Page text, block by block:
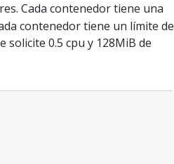
Cada contenedor tiene una
contenedor tiene un límite de
solicite 0.5 cpu y 128MiB de